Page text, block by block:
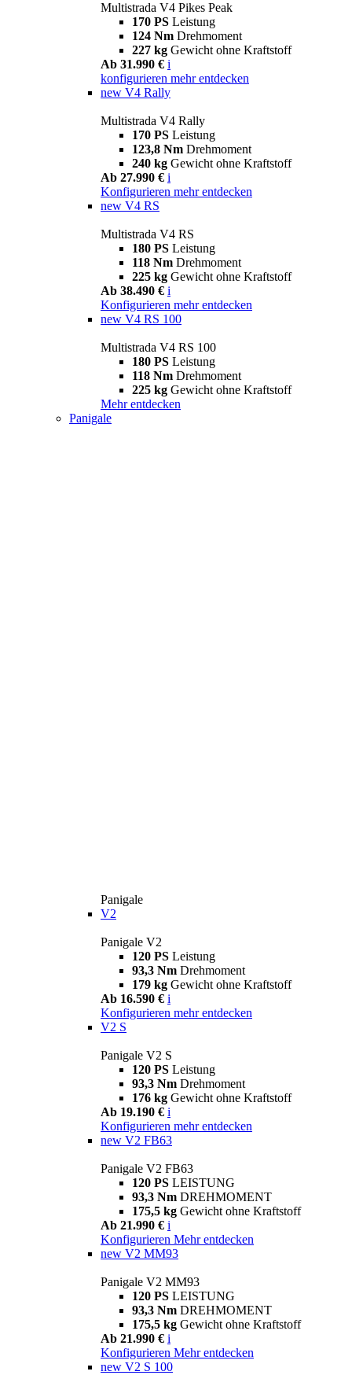
Multistrada V4 Pikes Peak
170 PS Leistung
124 Nm Drehmoment
227 kg Gewicht ohne Kraftstoff
Ab 31.990 € i
konfigurieren mehr entdecken
new V4 Rally
Multistrada V4 Rally
170 PS Leistung
123,8 Nm Drehmoment
240 kg Gewicht ohne Kraftstoff
Ab 27.990 € i
Konfigurieren mehr entdecken
new V4 RS
Multistrada V4 RS
180 PS Leistung
118 Nm Drehmoment
225 kg Gewicht ohne Kraftstoff
Ab 38.490 € i
Konfigurieren mehr entdecken
new V4 RS 100
Multistrada V4 RS 100
180 PS Leistung
118 Nm Drehmoment
225 kg Gewicht ohne Kraftstoff
Mehr entdecken
Panigale
Panigale
V2
Panigale V2
120 PS Leistung
93,3 Nm Drehmoment
179 kg Gewicht ohne Kraftstoff
Ab 16.590 € i
Konfigurieren mehr entdecken
V2 S
Panigale V2 S
120 PS Leistung
93,3 Nm Drehmoment
176 kg Gewicht ohne Kraftstoff
Ab 19.190 € i
Konfigurieren mehr entdecken
new V2 FB63
Panigale V2 FB63
120 PS LEISTUNG
93,3 Nm DREHMOMENT
175,5 kg Gewicht ohne Kraftstoff
Ab 21.990 € i
Konfigurieren Mehr entdecken
new V2 MM93
Panigale V2 MM93
120 PS LEISTUNG
93,3 Nm DREHMOMENT
175,5 kg Gewicht ohne Kraftstoff
Ab 21.990 € i
Konfigurieren Mehr entdecken
new V2 S 100